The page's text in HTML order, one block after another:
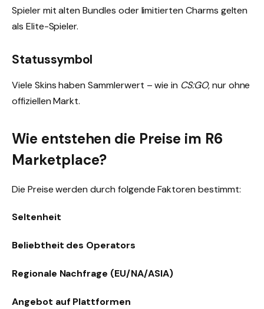
Spieler mit alten Bundles oder limitierten Charms gelten
als Elite-Spieler.
Statussymbol
Viele Skins haben Sammlerwert – wie in CS:GO, nur ohne
offiziellen Markt.
Wie entstehen die Preise im R6
Marketplace?
Die Preise werden durch folgende Faktoren bestimmt:
Seltenheit
Beliebtheit des Operators
Regionale Nachfrage (EU/NA/ASIA)
Angebot auf Plattformen